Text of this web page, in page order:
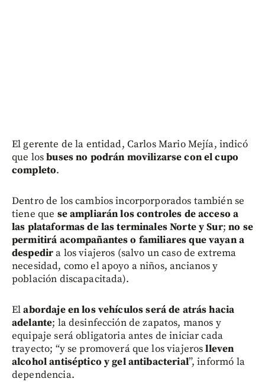
El gerente de la entidad, Carlos Mario Mejía, indicó
que losbusesno podrán movilizarse con el cupo
completo.
Dentro de los cambios incorporporados también se
tiene que se ampliarán los controles de acceso a
las plataformas de las terminales Norte y Sur;no se
permitirá acompañantes o familiares que vayan a
despedira los viajeros (salvo un caso de extrema
necesidad, como el apoyo a niños, ancianos y
población discapacitada).
Elabordaje en los vehículos será de atrás hacia
adelante; la desinfección de zapatos, manos y
equipaje será obligatoria antes de iniciar cada
trayecto; “y se promoverá que los viajeroslleven
alcohol antiséptico y gel antibacterial”, informó la
dependencia.